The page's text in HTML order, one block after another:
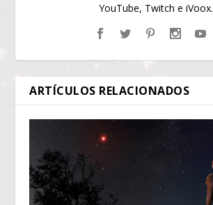
YouTube, Twitch e iVoox.
ARTÍCULOS RELACIONADOS